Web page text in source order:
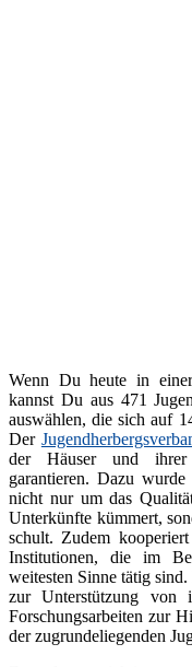
Wenn Du heute in einer
kannst Du aus 471
auswählen, die sich auf
Der
der Häuser und ihrer
garantieren. Dazu wurde
nicht nur um das
Unterkünfte kümmert,
schult. Zudem
Institutionen, die im
weitesten Sinne tätig
zur Unterstützung von
Forschungsarbeiten zur
der zugrundeliegenden